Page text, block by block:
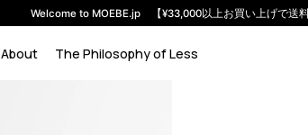
Welcome to MOEBE.jp 【¥33,000以上お買い上げで送料
About The Philosophy of Less